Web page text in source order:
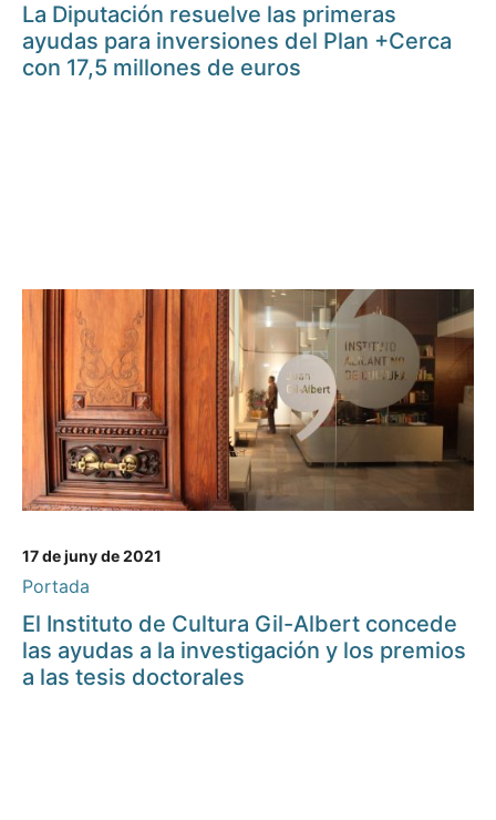
La Diputación resuelve las primeras
ayudas para inversiones del Plan +Cerca
con 17,5 millones de euros
17 de juny de 2021
Portada
El Instituto de Cultura Gil-Albert concede
las ayudas a la investigación y los premios
a las tesis doctorales